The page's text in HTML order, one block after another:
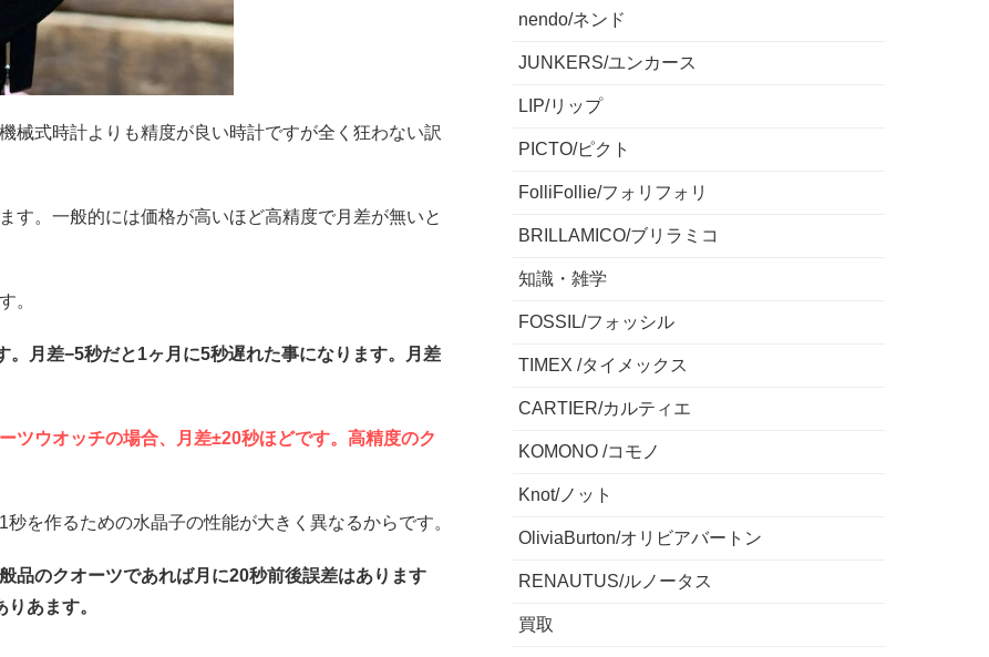
械式時計よりも精度が良い時計ですが全く狂わない訳
す。一般的には価格が高いほど高精度で月差が無いと
。
月差−5秒だと1ヶ月に5秒遅れた事になります。月差
ツウオッチの場合、月差±20秒ほどです。高精度のク
を作るための水晶子の性能が大きく異なるからです。
品のクオーツであれば月に20秒前後誤差はあります
あます。
nendo/ネンド
JUNKERS/ユンカース
LIP/リップ
PICTO/ピクト
FolliFollie/フォリフォリ
BRILLAMICO/ブリラミコ
知識・雑学
FOSSIL/フォッシル
TIMEX /タイメックス
CARTIER/カルティエ
KOMONO /コモノ
Knot/ノット
OliviaBurton/オリビアバートン
RENAUTUS/ルノータス
買取